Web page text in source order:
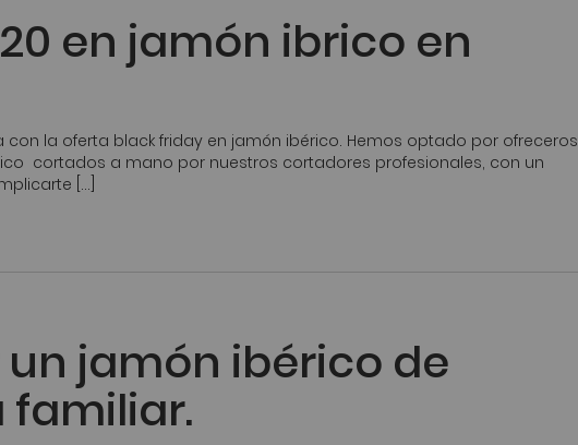
en jamón ibrico en
con la oferta black friday en jamón ibérico. Hemos optado por ofreceros
cortados a mano por nuestros cortadores profesionales, con un
[…]
un jamón ibérico de
familiar.